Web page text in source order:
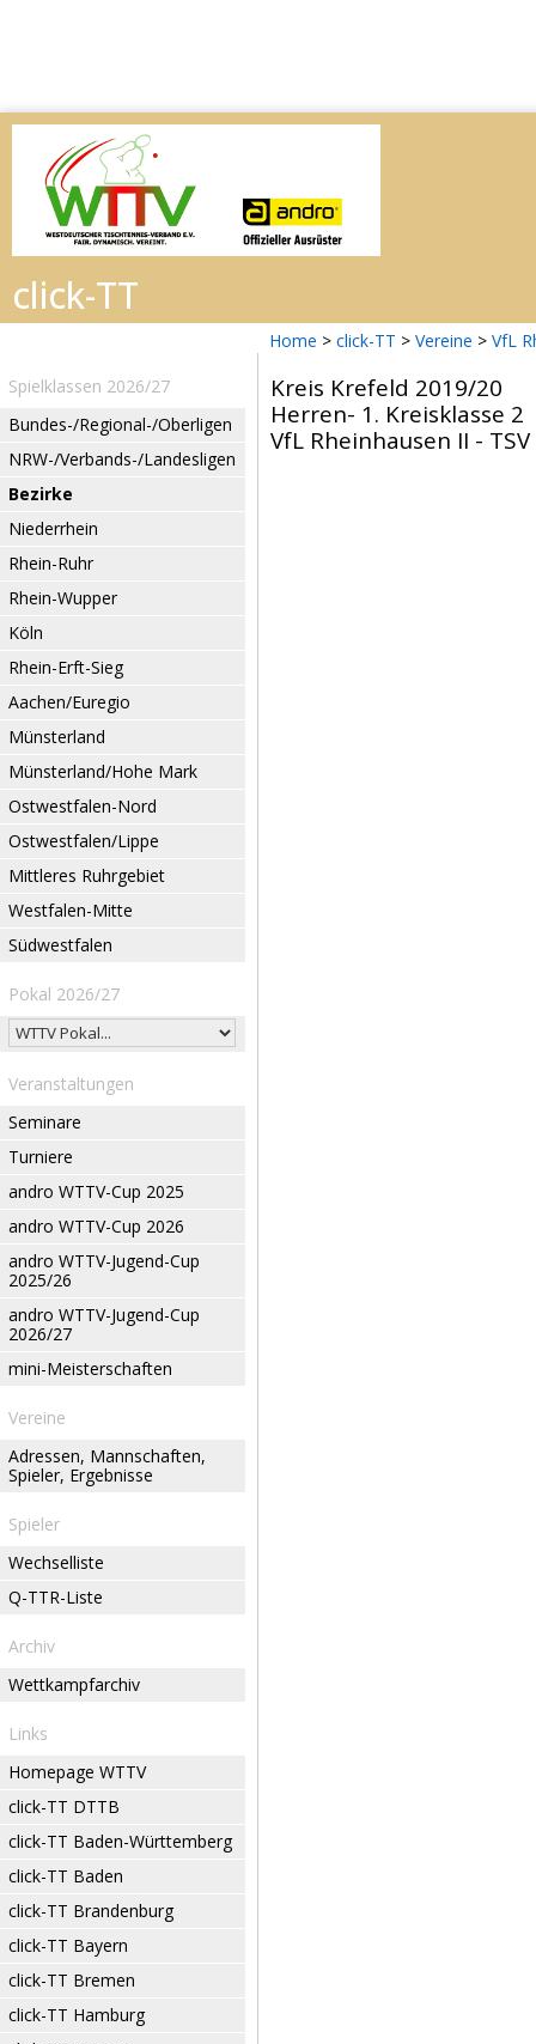
Home > click-TT > Vereine > VfL
Spielklassen 2026/27
Bundes-/Regional-/Oberligen
NRW-/Verbands-/Landesligen
Bezirke
Niederrhein
Rhein-Ruhr
Rhein-Wupper
Köln
Rhein-Erft-Sieg
Aachen/Euregio
Münsterland
Münsterland/Hohe Mark
Ostwestfalen-Nord
Ostwestfalen/Lippe
Mittleres Ruhrgebiet
Westfalen-Mitte
Südwestfalen
Pokal 2026/27
Veranstaltungen
Seminare
Turniere
andro WTTV-Cup 2025
andro WTTV-Cup 2026
andro WTTV-Jugend-Cup
2025/26
andro WTTV-Jugend-Cup
2026/27
mini-Meisterschaften
Vereine
Adressen, Mannschaften,
Spieler, Ergebnisse
Spieler
Wechselliste
Q-TTR-Liste
Archiv
Wettkampfarchiv
Links
Homepage WTTV
click-TT DTTB
click-TT Baden-Württemberg
click-TT Baden
click-TT Brandenburg
click-TT Bayern
click-TT Bremen
click-TT Hamburg
Kreis Krefeld 2019/20
Herren- 1. Kreisklasse 2
VfL Rheinhausen II -